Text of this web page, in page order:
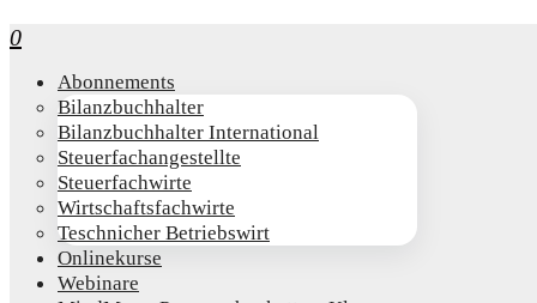
0
Abon­ne­ments
Bilanz­buch­hal­ter
Bilanz­buch­hal­ter International
Steu­er­fach­an­ge­stell­te
Steu­er­fach­wir­te
Wirt­schafts­fach­wir­te
Teschni­cher Betriebswirt
Online­kur­se
Web­i­na­re